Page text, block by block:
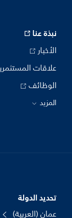
نبذة عنا
الأخبار
علاقات
الوظائف
المزيد
تحديد الدولة
عمان (العربية)